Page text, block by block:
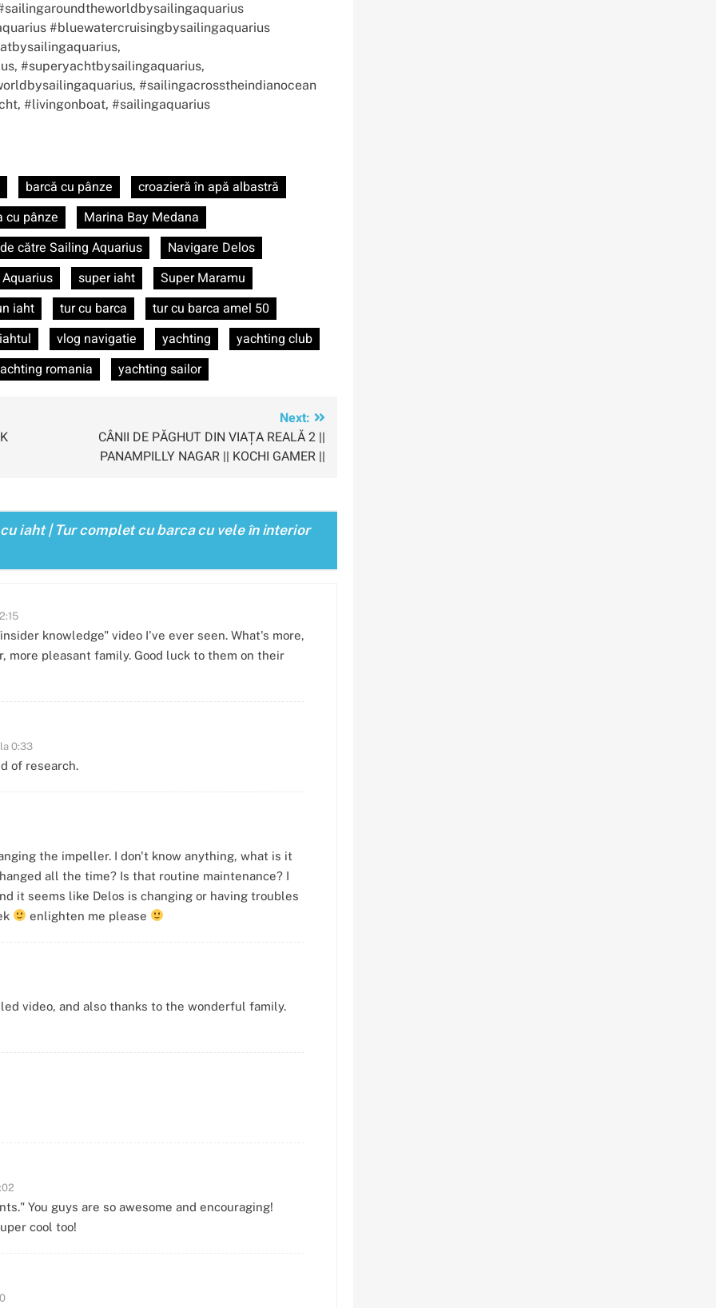
#bluewatercruisingbysailingaquarius
#superyachtbysailingaquarius,
#sailingacrosstheindianocean
#livingonboat, #sailingaquarius
barcă cu pânze
croazieră în apă albastră
cu pânze
Marina Bay Medana
către Sailing Aquarius
Navigare Delos
super iaht
Super Maramu
iaht tur cu barca
tur cu barca amel 50
vlog navigatie yachting
yachting club
romania yachting sailor
Next:
CÂNII DE PĂGHUT DIN VIAȚA REALĂ 2 ||
PANAMPILLY NAGAR || KOCHI GAMER ||
iaht | Tur complet cu barca cu vele în interior
knowledge" video I've ever seen. What's more,
more pleasant family. Good luck to them on their
0:33
of research.
the impeller. I don't know anything, what is it
all the time? Is that routine maintenance? I
it seems like Delos is changing or having troubles
enlighten me please
video, and also thanks to the wonderful family.
You guys are so awesome and encouraging!
cool too!